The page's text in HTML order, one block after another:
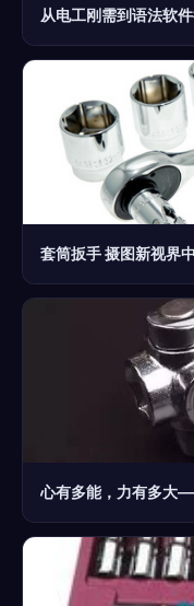
套筒扳手 摄图新视界
心有多能，力有多大